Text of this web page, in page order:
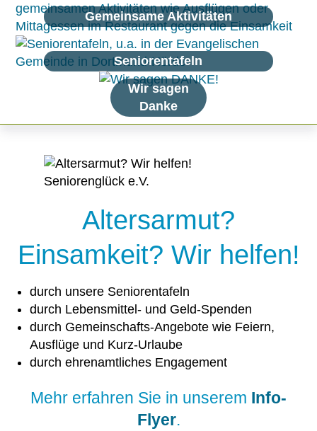
Gemeinsame Aktivitäten
Seniorentafeln
Wir sagen
Danke
Altersarmut?
Einsamkeit? Wir helfen!
durch unsere Seniorentafeln
durch Lebensmittel- und Geld-Spenden
durch Gemeinschafts-Angebote wie Feiern,
Ausflüge und Kurz-Urlaube
durch ehrenamtliches Engagement
Mehr erfahren Sie in unserem Info-
Flyer.